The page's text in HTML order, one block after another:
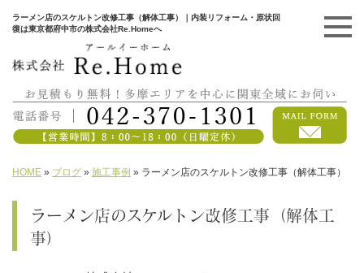
ラーメン店のスケルトン改修工事（解体工事）｜内装リフォーム・原状回
復は東京都府中市の株式会社Re.Homeへ
HOME » ブログ » 施工事例 » ラーメン店のスケルトン改修工事（解体工事）
ラーメン店のスケルトン改修工事（解体工
事）